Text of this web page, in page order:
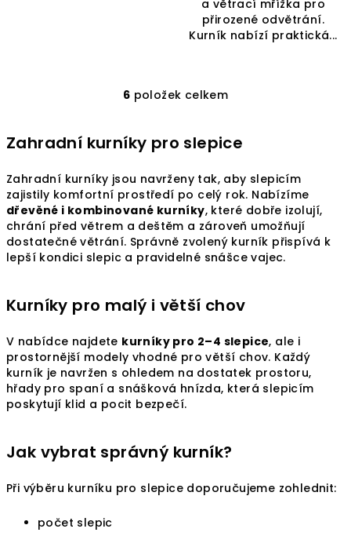
a větrací mřížka pro
přirozené odvětrání.
Kurník nabízí praktická...
O
l
d
a
c
í
p
r
k
v
ý
p
i
s
6 položek celkem
Zahradní kurníky pro slepice
Zahradní kurníky jsou navrženy tak, aby slepicím
zajistily komfortní prostředí po celý rok. Nabízíme
dřevěné i kombinované kurníky, které dobře izolují,
chrání před větrem a deštěm a zároveň umožňují
dostatečné větrání. Správně zvolený kurník přispívá k
lepší kondici slepic a pravidelné snášce vajec.
Kurníky pro malý i větší chov
V nabídce najdete kurníky pro 2–4 slepice, ale i
prostornější modely vhodné pro větší chov. Každý
kurník je navržen s ohledem na dostatek prostoru,
hřady pro spaní a snášková hnízda, která slepicím
poskytují klid a pocit bezpečí.
Jak vybrat správný kurník?
Při výběru kurníku pro slepice doporučujeme zohlednit:
počet slepic